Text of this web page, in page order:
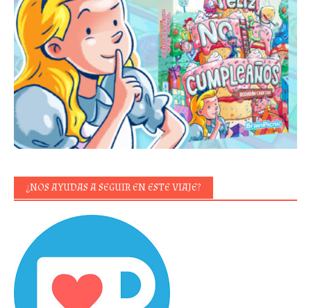
¿NOS AYUDAS A SEGUIR EN ESTE VIAJE?